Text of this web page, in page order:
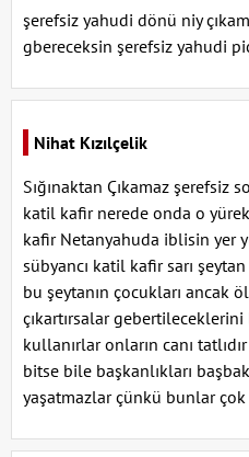
şerefsiz yahudi dönü niy
gbereceksin şerefsiz yahudi
Nihat Kızılçelik
Sığınaktan Çıkamaz şerefsiz
katil kafir nerede onda o
kafir Netanyahuda iblisin yer
sübyancı katil kafir sarı
bu şeytanın çocukları ancak
çıkartırsalar
kullanırlar onların canı
bitse bile başkanlıkları
yaşatmazlar çünkü bunlar çok